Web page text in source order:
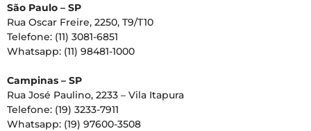
São Paulo – SP
Rua Oscar Freire, 2250, T9/T10
Telefone: (11) 3081-6851
Whatsapp: (11) 98481-1000
Campinas – SP
Rua José Paulino, 2233 – Vila Itapura
Telefone: (19) 3233-7911
Whatsapp: (19) 97600-3508